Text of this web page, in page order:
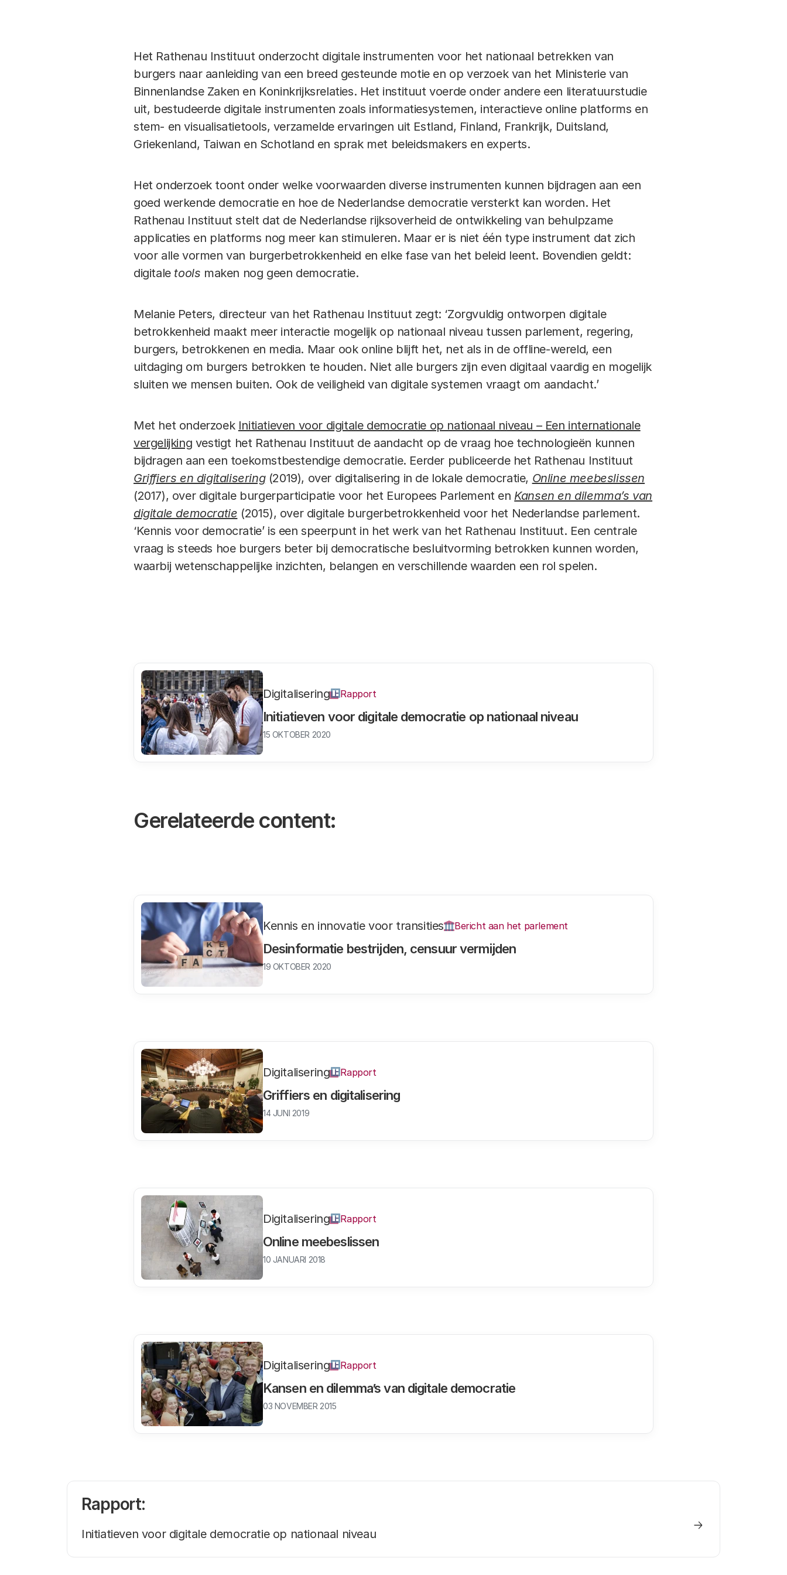
Het Rathenau Instituut onderzocht digitale instrumenten voor het nationaal betrekken van
burgers naar aanleiding van een breed gesteunde motie en op verzoek van het Ministerie van
Binnenlandse Zaken en Koninkrijksrelaties. Het instituut voerde onder andere een literatuurstudie
uit, bestudeerde digitale instrumenten zoals informatiesystemen, interactieve online platforms en
stem- en visualisatietools, verzamelde ervaringen uit Estland, Finland, Frankrijk, Duitsland,
Griekenland, Taiwan en Schotland en sprak met beleidsmakers en experts.
Het onderzoek toont onder welke voorwaarden diverse instrumenten kunnen bijdragen aan een
goed werkende democratie en hoe de Nederlandse democratie versterkt kan worden. Het
Rathenau Instituut stelt dat de Nederlandse rijksoverheid de ontwikkeling van behulpzame
applicaties en platforms nog meer kan stimuleren. Maar er is niet één type instrument dat zich
voor alle vormen van burgerbetrokkenheid en elke fase van het beleid leent. Bovendien geldt:
digitale tools maken nog geen democratie.
Melanie Peters, directeur van het Rathenau Instituut zegt: ‘Zorgvuldig ontworpen digitale
betrokkenheid maakt meer interactie mogelijk op nationaal niveau tussen parlement, regering,
burgers, betrokkenen en media. Maar ook online blijft het, net als in de offline-wereld, een
uitdaging om burgers betrokken te houden. Niet alle burgers zijn even digitaal vaardig en mogelijk
sluiten we mensen buiten. Ook de veiligheid van digitale systemen vraagt om aandacht.’
Met het onderzoek Initiatieven voor digitale democratie op nationaal niveau – Een internationale
vergelijking vestigt het Rathenau Instituut de aandacht op de vraag hoe technologieën kunnen
bijdragen aan een toekomstbestendige democratie. Eerder publiceerde het Rathenau Instituut
Griffiers en digitalisering (2019), over digitalisering in de lokale democratie, Online meebeslissen
(2017), over digitale burgerparticipatie voor het Europees Parlement en Kansen en dilemma’s van
digitale democratie (2015), over digitale burgerbetrokkenheid voor het Nederlandse parlement.
‘Kennis voor democratie’ is een speerpunt in het werk van het Rathenau Instituut. Een centrale
vraag is steeds hoe burgers beter bij democratische besluitvorming betrokken kunnen worden,
waarbij wetenschappelijke inzichten, belangen en verschillende waarden een rol spelen.
Initiatieven voor digitale democratie op nationaal niveau
Digitalisering Rapport
15 OKTOBER 2020
Gerelateerde content:
Desinformatie bestrijden, censuur vermijden
Kennis en innovatie voor transities Bericht aan het parlement
19 OKTOBER 2020
Griffiers en digitalisering
Digitalisering Rapport
14 JUNI 2019
Online meebeslissen
Digitalisering Rapport
10 JANUARI 2018
Kansen en dilemma’s van digitale democratie
Digitalisering Rapport
03 NOVEMBER 2015
Rapport:
Initiatieven voor digitale democratie op nationaal niveau